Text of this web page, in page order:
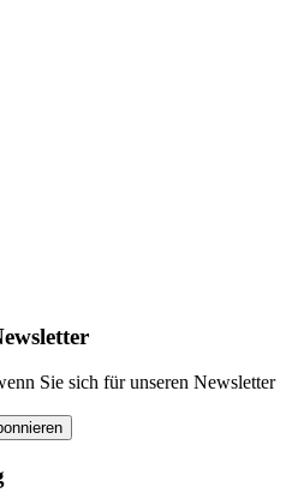
Sie sich für unseren Newsletter